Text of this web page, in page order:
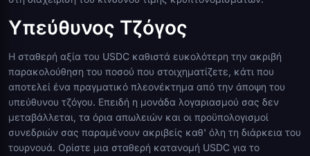
Υπεύθυνος Τζόγος
Η σταθερή αξία του USDC καθιστά ευκολότερη την ακριβή
παρακολούθηση του ποσού που στοιχηματίζετε, κάτι που
αποτελεί ένα πραγματικό πλεονέκτημα από την άποψη του
υπεύθυνου τζόγου. Επειδή η μονάδα λογαριασμού σας δεν
μεταβάλλεται, τα όρια απωλειών και οι προϋπολογισμοί
συνεδριών σας παραμένουν ακριβείς καθ' όλη τη διάρκεια του
τουρνουά. Ορίστε μια σταθερή κατανομή USDC για το